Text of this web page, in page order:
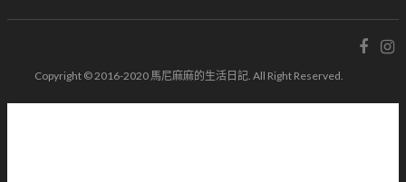
Copyright © 2016-2020 馬尼麻麻的生活日記. All Right Reserved.